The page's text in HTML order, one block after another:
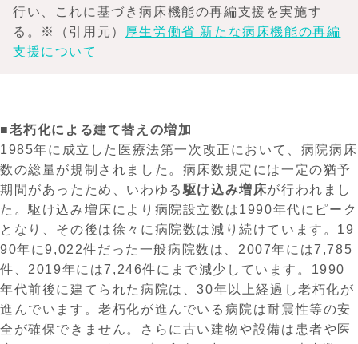
行い、これに基づき病床機能の再編支援を実施す
る。※（引用元）
厚生労働省 新たな病床機能の再編
支援について
■老朽化による建て替えの増加
1985年に成立した医療法第一次改正において、病院病床
数の総量が規制されました。病床数規定には一定の猶予
期間があったため、いわゆる 駆け込み増床が行われまし
た。駆け込み増床により病院設立数は1990年代にピーク
となり、その後は徐々に病院数は減り続けています。19
90年に9,022件だった一般病院数は、2007年には7,785
件、2019年には7,246件にまで減少しています。1990
年代前後に建てられた病院は、30年以上経過し老朽化が
進んでいます。老朽化が進んでいる病院は耐震性等の安
全が確保できません。さらに古い建物や設備は患者や医